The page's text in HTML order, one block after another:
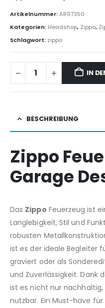
Artikelnummer:AR97350
Kategorien: Headshop, Zippo,
Schlagwort: zippo
IN
BESCHREIBUNG
Zippo
Garage
Das Zippo Feuerzeug ist
Langlebigkeit, Stil und
robusten
ist es der ideale Begleiter
graviert oder als
und Zuverlässigkeit. Dank
ist es nicht nur
nutzbar. Ein Must-have